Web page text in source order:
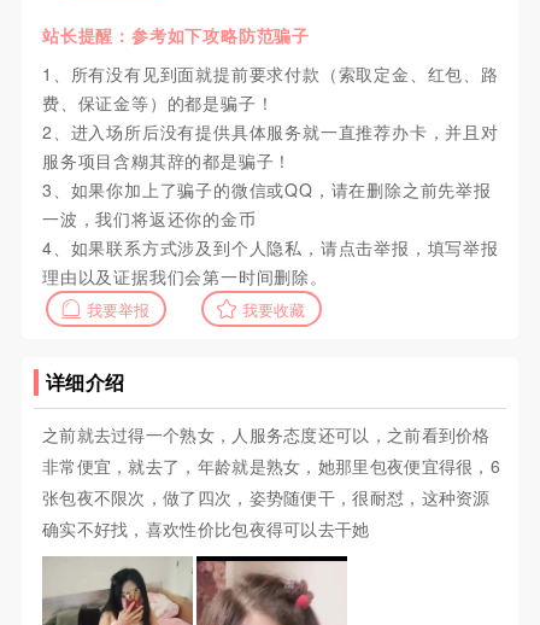
站长提醒：参考如下攻略防范骗子
1、所有没有见到面就提前要求付款（索取定金、红包、路
费、保证金等）的都是骗子！
2、进入场所后没有提供具体服务就一直推荐办卡，并且对
服务项目含糊其辞的都是骗子！
3、如果你加上了骗子的微信或QQ，请在删除之前先举报
一波，我们将返还你的金币
4、如果联系方式涉及到个人隐私，请点击举报，填写举报
理由以及证据我们会第一时间删除。
我要举报 我要收藏
详细介绍
之前就去过得一个熟女，人服务态度还可以，之前看到价格
非常便宜，就去了，年龄就是熟女，她那里包夜便宜得很，6
张包夜不限次，做了四次，姿势随便干，很耐怼，这种资源
确实不好找，喜欢性价比包夜得可以去干她